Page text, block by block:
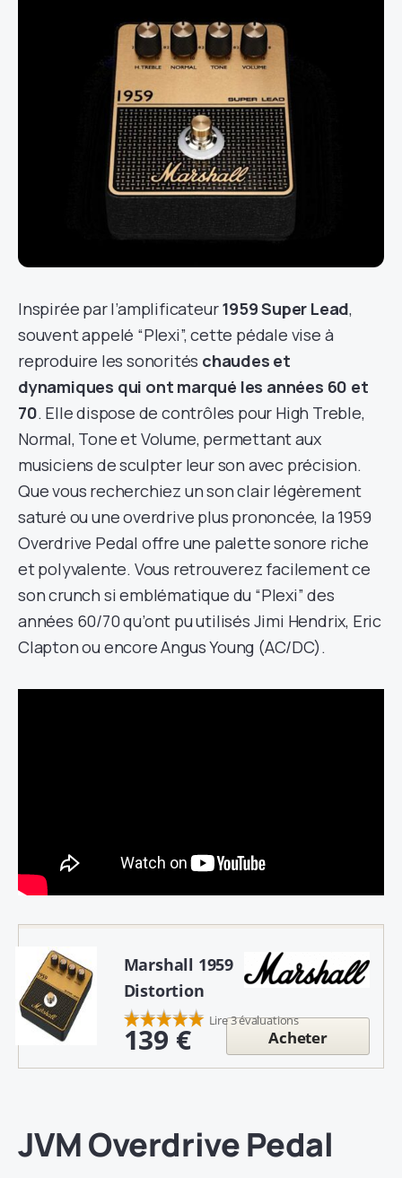
Inspirée par l’amplificateur1959 Super Lead,
souvent appelé “Plexi”, cette pédale vise à
reproduire les sonorités chaudes et
dynamiques qui ont marqué les années 60 et
70. Elle dispose de contrôles pour High Treble,
Normal, Tone et Volume, permettant aux
musiciens de sculpter leur son avec précision.
Que vous recherchiez un son clair légèrement
saturé ou une overdrive plus prononcée, la 1959
Overdrive Pedal offre une palette sonore riche
et polyvalente. Vous retrouverez facilement ce
son crunch si emblématique du “Plexi” des
années 60/70 qu’ont pu utilisés Jimi Hendrix, Eric
Clapton ou encore Angus Young (AC/DC).
Marshall 1959
Distortion
Lire 3 évaluations
139 € Acheter
JVM Overdrive Pedal